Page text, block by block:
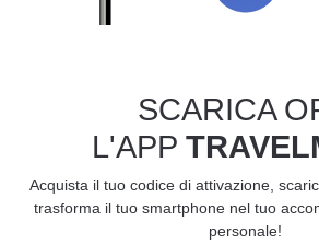
SCARICA
L'APP
Acquista il tuo codice di attivazione,
trasforma il tuo smartphone nel tuo
personale!